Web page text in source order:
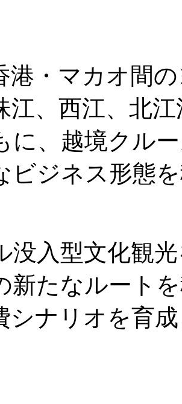
港・マカオ間
江、西江、北
に、越境クル
ビジネス形態
没入型文化観
新たなルート
シナリオを育